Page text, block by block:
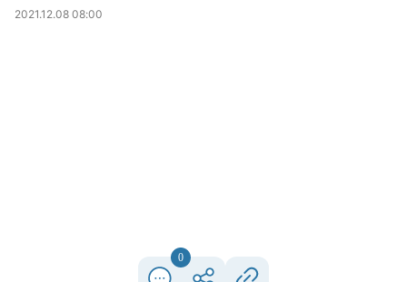
2021.12.08 08:00
0